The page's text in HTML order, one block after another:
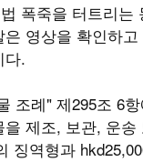
폭죽을 터트리는
은 영상을 확인하고
다.
조례" 제295조 6
제조, 보관, 운송
징역형과